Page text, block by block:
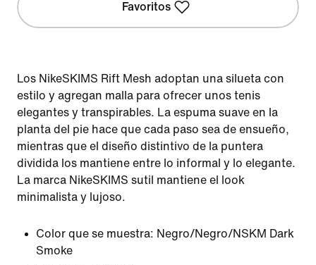
Favoritos
Los NikeSKIMS Rift Mesh adoptan una silueta con
estilo y agregan malla para ofrecer unos tenis
elegantes y transpirables. La espuma suave en la
planta del pie hace que cada paso sea de ensueño,
mientras que el diseño distintivo de la puntera
dividida los mantiene entre lo informal y lo elegante.
La marca NikeSKIMS sutil mantiene el look
minimalista y lujoso.
Color que se muestra: Negro/Negro/NSKM Dark
Smoke